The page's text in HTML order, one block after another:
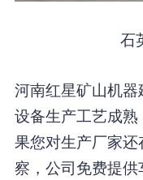
石
河南红星矿山机
设备生产工艺成
果您对生产厂家
察，公司免费提